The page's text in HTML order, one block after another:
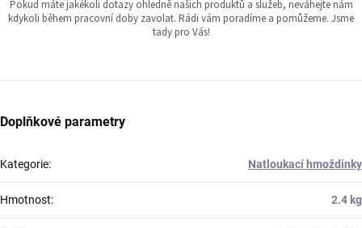
Pokud máte jakékoli dotazy ohledně našich produktů a služeb, neváhejte nám
kdykoli během pracovní doby zavolat. Rádi vám poradíme a pomůžeme. Jsme
tady pro Vás!
Doplňkové parametry
Kategorie: Natloukací hmoždinky
Hmotnost: 2.4 kg